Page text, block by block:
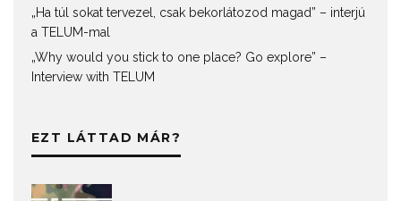
„Ha túl sokat tervezel, csak bekorlátozod magad” – interjú
a TELUM-mal
„Why would you stick to one place? Go explore” –
Interview with TELUM
EZT LÁTTAD MÁR?